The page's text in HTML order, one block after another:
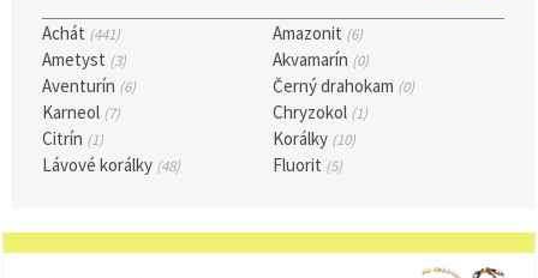
kliknutím
na tlačítko
"Uložit"
Přijmout
Achát (441) Amazonit (6)
Ametyst (3) Akvamarín (0)
Aventurín (6) Černý drahokam (0)
Karneol (7) Chryzokol (1)
Citrín (1) Korálky (10)
Lávové korálky (48) Fluorit (5)